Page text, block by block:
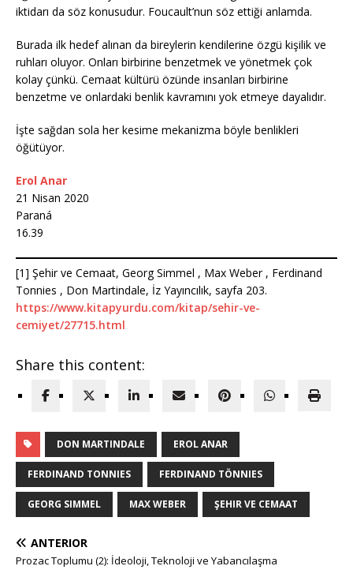
iktidarı da söz konusudur. Foucault’nun söz ettiği anlamda.
Burada ilk hedef alınan da bireylerin kendilerine özgü kişilik ve
ruhları oluyor. Onları birbirine benzetmek ve yönetmek çok
kolay çünkü. Cemaat kültürü özünde insanları birbirine
benzetme ve onlardaki benlik kavramını yok etmeye dayalıdır.
İşte sağdan sola her kesime mekanizma böyle benlikleri
öğütüyor.
Erol Anar
21 Nisan 2020
Paraná
16.39
[1] Şehir ve Cemaat, Georg Simmel , Max Weber , Ferdinand
Tonnies , Don Martindale, İz Yayıncılık, sayfa 203.
https://www.kitapyurdu.com/kitap/sehir-ve-
cemiyet/27715.html
Share this content:
DON MARTINDALE EROL ANAR
FERDINAND TONNIES FERDINAND TÖNNIES
GEORG SIMMEL MAX WEBER ŞEHIR VE CEMAAT
ANTERIOR
Prozac Toplumu (2): İdeoloji, Teknoloji ve Yabancılaşma